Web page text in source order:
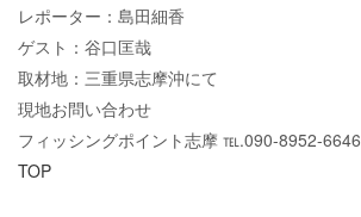
レポーター：島田細香
ゲスト：谷口匡哉
取材地：三重県志摩沖にて
現地お問い合わせ
フィッシングポイント志摩 ℡.090-8952-6646
TOP